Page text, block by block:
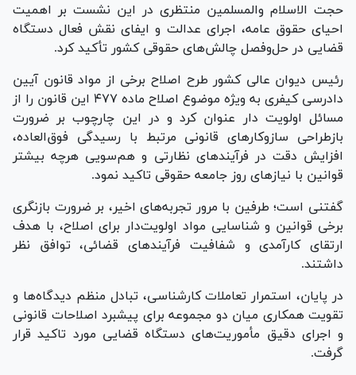
حجت الاسلام والمسلمین منتظری در این نشست بر اهمیت
احیای حقوق عامه، اجرای عدالت و ایفای نقش فعال دستگاه
قضایی در حل‌وفصل چالش‌های حقوقی کشور تأکید کرد.
رئیس دیوان عالی کشور طرح اصلاح برخی از مواد قانون آیین
دادرسی کیفری به ویژه موضوع اصلاح ماده ۴۷۷ این قانون را از
مسائل اولویت دار عنوان کرد و در این چارچوب بر ضرورت
بازطراحی سازوکار‌های قانونی مرتبط با رسیدگی فوق‌العاده،
افزایش دقت در فرآیند‌های نظارتی و هم‌سویی هرچه بیشتر
قوانین با نیاز‌های روز جامعه حقوقی تاکید نمود.
گفتنی است؛ طرفین با مرور تجربه‌های اخیر، بر ضرورت بازنگری
برخی قوانین و شناسایی مواد اولویت‌دار برای اصلاح، با هدف
ارتقای کارآمدی و شفافیت فرآیند‌های قضائی، توافق نظر
داشتند.
در پایان، استمرار تعاملات کارشناسی، تبادل منظم دیدگاه‌ها و
تقویت همکاری میان دو مجموعه برای پیشبرد اصلاحات قانونی
و اجرای دقیق مأموریت‌های دستگاه قضایی مورد تاکید قرار
گرفت.